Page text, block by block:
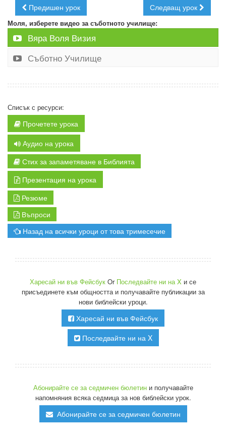
Предишен урок Следващ урок
Моля, изберете видео за съботното училище:
Вяра Воля Визия
Съботно Училище
Списък с ресурси:
Прочетете урока
Аудио на урока
Стих за запаметяване в Библията
Презентация на урока
Резюме
Въпроси
Назад на всички уроци от това тримесечие
Харесай ни във Фейсбук Or Последвайте ни на X и се
присъединете към общността и получавайте публикации за
нови библейски уроци.
Харесай ни във Фейсбук
Последвайте ни на X
Абонирайте се за седмичен бюлетини получавайте
напомняния всяка седмица за нов библейски урок.
Абонирайте се за седмичен бюлетин